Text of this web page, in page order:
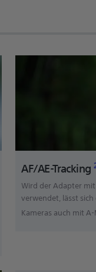
AF/AE-Tracking
Wird der Adapter
verwendet, lässt
Kameras auch mit